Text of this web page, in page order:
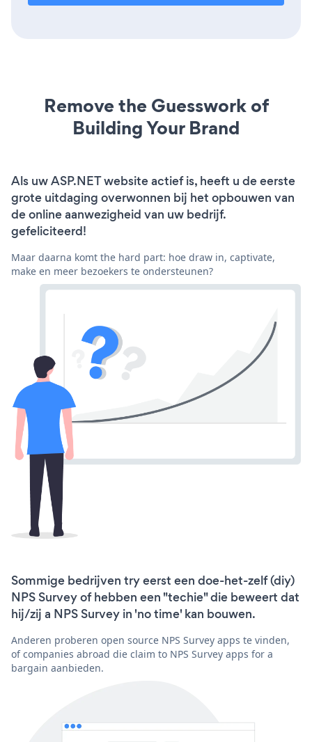
Remove the Guesswork of
Building Your Brand
Als uw ASP.NET website actief is, heeft u de eerste
grote uitdaging overwonnen bij het opbouwen van
de online aanwezigheid van uw bedrijf.
gefeliciteerd!
Maar daarna komt the hard part: hoe draw in, captivate,
make en meer bezoekers te ondersteunen?
Sommige bedrijven try eerst een doe-het-zelf (diy)
NPS Survey of hebben een "techie" die beweert dat
hij/zij a NPS Survey in 'no time' kan bouwen.
Anderen proberen open source NPS Survey apps te vinden,
of companies abroad die claim to NPS Survey apps for a
bargain aanbieden.